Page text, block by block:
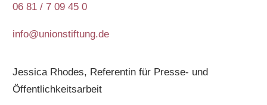
06 81 / 7 09 45 0
info@unionstiftung.de
Jessica Rhodes, Referentin für Presse- und
Öffentlichkeitsarbeit